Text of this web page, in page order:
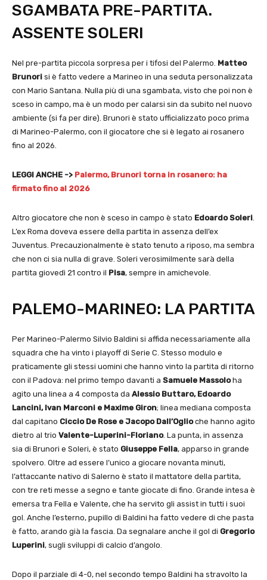
SGAMBATA PRE-PARTITA.
ASSENTE SOLERI
Nel pre-partita piccola sorpresa per i tifosi del Palermo. Matteo
Brunori si è fatto vedere a Marineo in una seduta personalizzata
con Mario Santana. Nulla più di una sgambata, visto che poi non è
sceso in campo, ma è un modo per calarsi sin da subito nel nuovo
ambiente (si fa per dire). Brunori è stato ufficializzato poco prima
di Marineo-Palermo, con il giocatore che si è legato ai rosanero
fino al 2026.
LEGGI ANCHE -> Palermo, Brunori torna in rosanero: ha
firmato fino al 2026
Altro giocatore che non è sceso in campo è stato Edoardo Soleri.
L’ex Roma doveva essere della partita in assenza dell’ex
Juventus. Precauzionalmente è stato tenuto a riposo, ma sembra
che non ci sia nulla di grave. Soleri verosimilmente sarà della
partita giovedì 21 contro il Pisa, sempre in amichevole.
PALEMO-MARINEO: LA PARTITA
Per Marineo-Palermo Silvio Baldini si affida necessariamente alla
squadra che ha vinto i playoff di Serie C. Stesso modulo e
praticamente gli stessi uomini che hanno vinto la partita di ritorno
con il Padova: nel primo tempo davanti a Samuele Massoloha
agito una linea a 4 composta da Alessio Buttaro, Edoardo
Lancini, Ivan Marconi e Maxime Giron; linea mediana composta
dal capitano Ciccio De Rose e Jacopo Dall’Oglioche hanno agito
dietro al trio Valente-Luperini-Floriano. La punta, in assenza
sia di Brunori e Soleri, è stato Giuseppe Fella, apparso in grande
spolvero. Oltre ad essere l’unico a giocare novanta minuti,
l’attaccante nativo di Salerno è stato il mattatore della partita,
con tre reti messe a segno e tante giocate di fino. Grande intesa è
emersa tra Fella e Valente, che ha servito gli assist in tutti i suoi
gol. Anche l’esterno, pupillo di Baldini ha fatto vedere di che pasta
è fatto, arando già la fascia. Da segnalare anche il gol di Gregorio
Luperini, sugli sviluppi di calcio d’angolo.
Dopo il parziale di 4-0, nel secondo tempo Baldini ha stravolto la